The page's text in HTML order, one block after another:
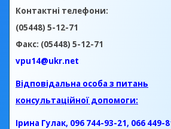
Контактні телефони:
(05448) 5-12-71
Факс: (05448) 5-12-71
vpu14@ukr.net
Відповідальна особа з питань
консультаційної допомоги:
Ірина Гулак, 096 744-93-21, 066 449-